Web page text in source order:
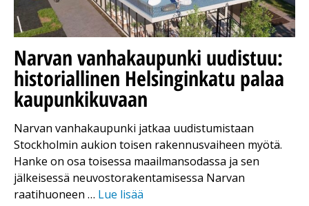
Narvan vanhakaupunki uudistuu:
historiallinen Helsinginkatu palaa
kaupunkikuvaan
Narvan vanhakaupunki jatkaa uudistumistaan
Stockholmin aukion toisen rakennusvaiheen myötä.
Hanke on osa toisessa maailmansodassa ja sen
jälkeisessä neuvostorakentamisessa Narvan
raatihuoneen … Lue lisää